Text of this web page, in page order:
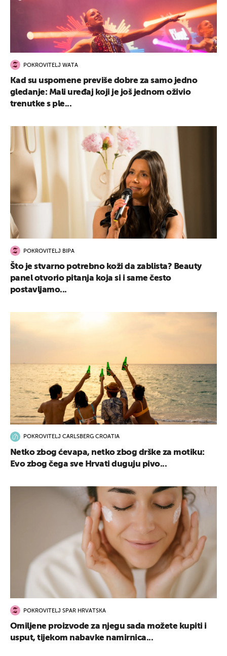
POKROVITELJ WATA
Kad su uspomene previše dobre za samo jedno
gledanje: Mali uređaj koji je još jednom oživio
trenutke s ple...
POKROVITELJ BIPA
Što je stvarno potrebno koži da zablista? Beauty
panel otvorio pitanja koja si i same često
postavljamo...
POKROVITELJ CARLSBERG CROATIA
Netko zbog ćevapa, netko zbog drške za motiku:
Evo zbog čega sve Hrvati duguju pivo...
POKROVITELJ SPAR HRVATSKA
Omiljene proizvode za njegu sada možete kupiti i
usput, tijekom nabavke namirnica...